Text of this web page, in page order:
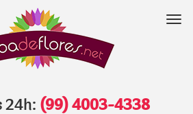
24h: (99) 4003-4338